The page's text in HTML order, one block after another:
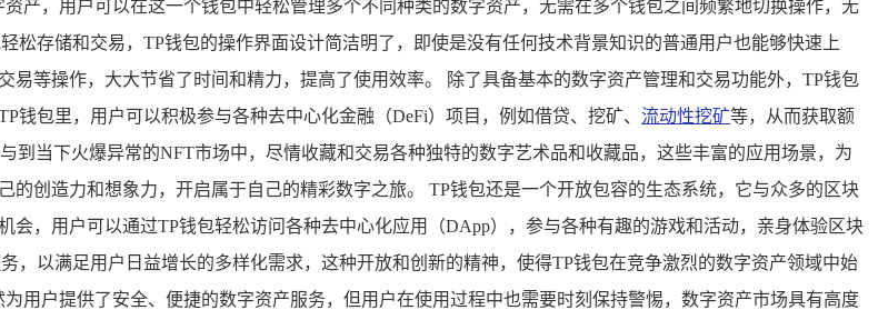
产，用户可以在这一个钱包中轻松管理多个不同种类的数字资产，无需在多个钱包之间频繁地切换操作，无
存储和交易，TP钱包的操作界面设计简洁明了，即使是没有任何技术背景知识的普通用户也能够快速上
易等操作，大大节省了时间和精力，提高了使用效率。 除了具备基本的数字资产管理和交易功能外，TP钱包
包里，用户可以积极参与各种去中心化金融（DeFi）项目，例如借贷、挖矿、 流动性挖矿等，从而获取额
当下火爆异常的NFT市场中，尽情收藏和交易各种独特的数字艺术品和收藏品，这些丰富的应用场景，为
创造力和想象力，开启属于自己的精彩数字之旅。 TP钱包还是一个开放包容的生态系统，它与众多的区块
，用户可以通过TP钱包轻松访问各种去中心化应用（DApp），参与各种有趣的游戏和活动，亲身体验区块
，以满足用户日益增长的多样化需求，这种开放和创新的精神，使得TP钱包在竞争激烈的数字资产领域中始
用户提供了安全、便捷的数字资产服务，但用户在使用过程中也需要时刻保持警惕，数字资产市场具有高度